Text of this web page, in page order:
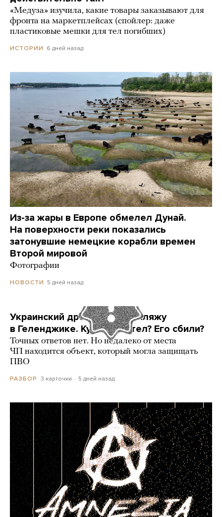
«Медуза» изучила, какие товары заказывают для
фронта на маркетплейсах (спойлер: даже
пластиковые мешки для тел погибших)
ИСТОРИИ 6 дней назад
Из-за жары в Европе обмелел Дунай.
На поверхности реки показались
затонувшие немецкие корабли времен
Второй мировой
Фотографии
НОВОСТИ 5 дней назад
Украинский дрон попал по пляжу
в Геленджике. Куда он летел? Его сбили?
Точных ответов нет. Но недалеко от места
ЧП находится объект, который могла защищать
ПВО
РАЗБОР 3 карточки 5 дней назад